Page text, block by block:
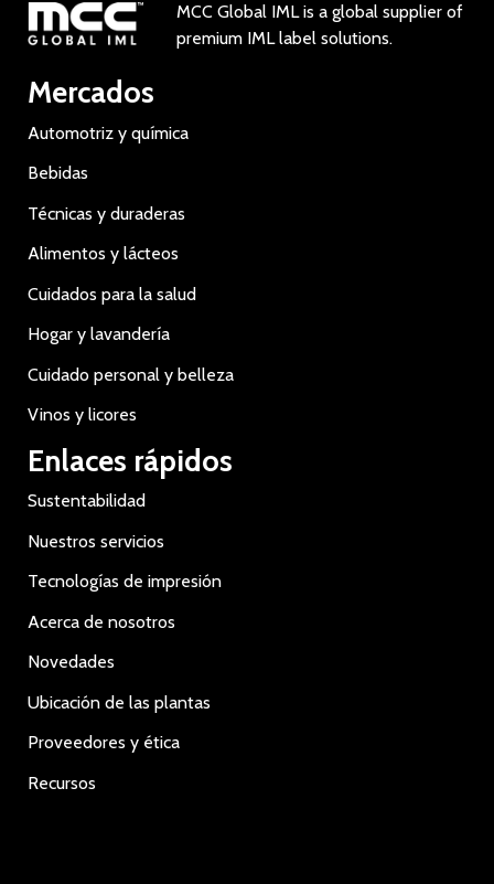
MCC Global IML is a global supplier of
premium IML label solutions.
Mercados
Automotriz y química
Bebidas
Técnicas y duraderas
Alimentos y lácteos
Cuidados para la salud
Hogar y lavandería
Cuidado personal y belleza
Vinos y licores
Enlaces rápidos
Sustentabilidad
Nuestros servicios
Tecnologías de impresión
Acerca de nosotros
Novedades
Ubicación de las plantas
Proveedores y ética
Recursos